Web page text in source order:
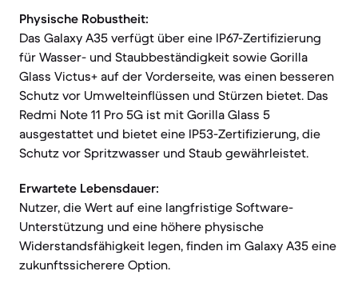
Physische Robustheit:
Das Galaxy A35 verfügt über eine IP67-Zertifizierung
für Wasser- und Staubbeständigkeit sowie Gorilla
Glass Victus+ auf der Vorderseite, was einen besseren
Schutz vor Umwelteinflüssen und Stürzen bietet. Das
Redmi Note 11 Pro 5G ist mit Gorilla Glass 5
ausgestattet und bietet eine IP53-Zertifizierung, die
Schutz vor Spritzwasser und Staub gewährleistet.
Erwartete Lebensdauer:
Nutzer, die Wert auf eine langfristige Software-
Unterstützung und eine höhere physische
Widerstandsfähigkeit legen, finden im Galaxy A35 eine
zukunftssicherere Option.